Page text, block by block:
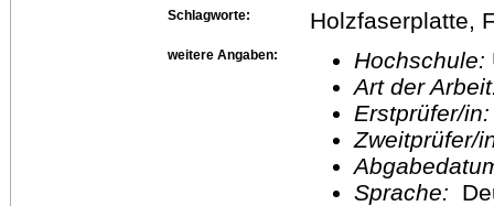
Schlagworte: Holzfaserplatte,
weitere Angaben: Hochschule:
Art der
Erstprüfer/
Sprache: